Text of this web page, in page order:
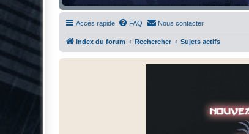
Accès rapide FAQ Nous contacter
Index du forum Rechercher Sujets actifs